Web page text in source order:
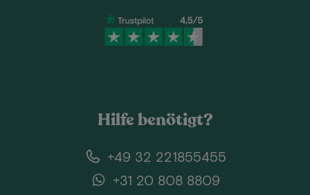
Hilfe benötigt?
+49 32 221855455
+31 20 808 8809